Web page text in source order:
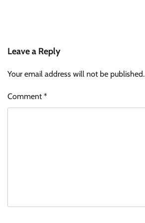
Leave a Reply
Your email address will not be published.
Comment*